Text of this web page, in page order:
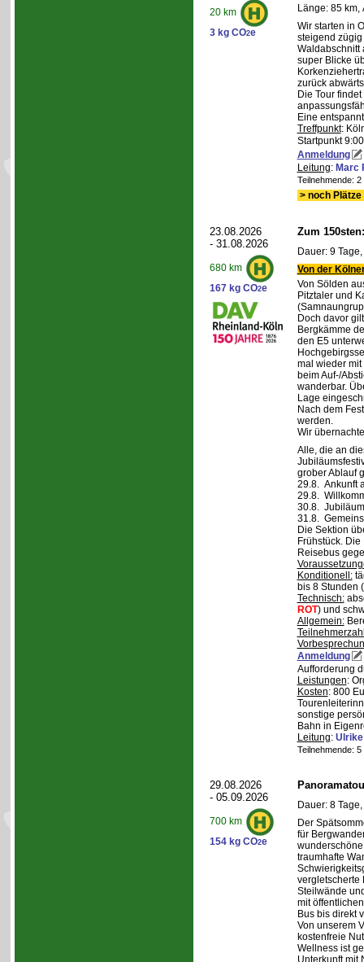
20 km
3 kg CO2e
Länge: 85 km,
Wir starten in
steigend
Waldabschnitt
super Blicke
zurück
Die Tour
Eine
Treffpunkt:
Startpunkt
Anmeldung
Leitung: Marc
Teilnehmende:
> noch
23.08.2026
- 31.08.2026
680 km
167 kg CO2e
Zum
Dauer: 9
Von der
Von Sölden
Pitztaler und
Doch davor
Bergkämme
den E5
mal wieder
beim Auf-/
wanderbar.
Lage
Nach dem
werden.
Wir
Alle, die an
grober Ablauf
29.8. Ankunft
29.8.
30.8.
31.8.
Die Sektion
Frühstück.
Reisebus
Konditionell:
bis 8 Stunden
Technisch:
ROT) und
Allgemein:
Anmeldung
Aufforderung
Leistungen:
Kosten: 800
sonstige
Bahn in
Leitung:
Teilnehmende:
29.08.2026
- 05.09.2026
700 km
154 kg CO2e
Dauer: 8
Der
für
traumhafte
vergletscherte
Steilwände
mit
Bus bis direkt
Von unserem
kostenfreie
Wellness ist
Unterkunft mit